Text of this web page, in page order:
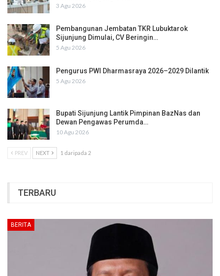
3 Agu 2026
Pembangunan Jembatan TKR Lubuktarok
Sijunjung Dimulai, CV Beringin…
5 Agu 2026
Pengurus PWI Dharmasraya 2026–2029 Dilantik
5 Agu 2026
Bupati Sijunjung Lantik Pimpinan BazNas dan
Dewan Pengawas Perumda…
10 Agu 2026
PREV NEXT 1 daripada 2
TERBARU
BERITA